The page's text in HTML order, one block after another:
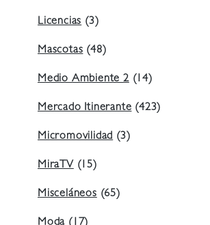
Licencias(3)
Mascotas(48)
Medio Ambiente 2(14)
Mercado Itinerante(423)
Micromovilidad(3)
MiraTV(15)
Misceláneos(65)